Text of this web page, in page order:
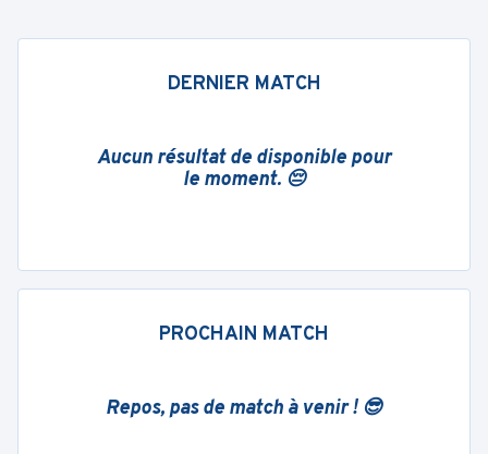
DERNIER MATCH
Aucun résultat de disponible pour
le moment. 😔
PROCHAIN MATCH
Repos, pas de match à venir ! 😎